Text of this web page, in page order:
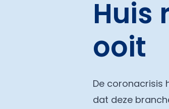
Huis
ooit
De coronacrisis
dat deze